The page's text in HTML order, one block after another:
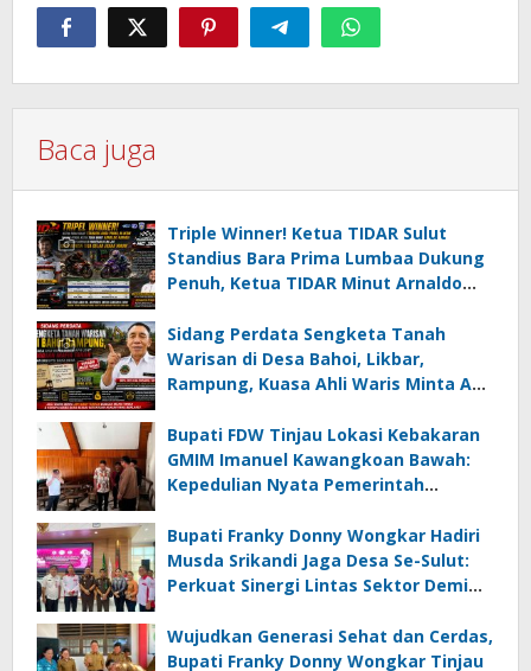
Baca juga
Triple Winner! Ketua TIDAR Sulut
Standius Bara Prima Lumbaa Dukung
Penuh, Ketua TIDAR Minut Arnaldo
05 MC JOE Sapu Bersih Tiga Gelar
Juara Umum
Sidang Perdata Sengketa Tanah
Warisan di Desa Bahoi, Likbar,
Rampung, Kuasa Ahli Waris Minta APH
Korupsi Dandes
Bupati FDW Tinjau Lokasi Kebakaran
GMIM Imanuel Kawangkoan Bawah:
Kepedulian Nyata Pemerintah
Terdampak
Bupati Franky Donny Wongkar Hadiri
Musda Srikandi Jaga Desa Se-Sulut:
Perkuat Sinergi Lintas Sektor Demi
Wujudkan Generasi Sehat dan Cerdas,
Bupati Franky Donny Wongkar Tinjau